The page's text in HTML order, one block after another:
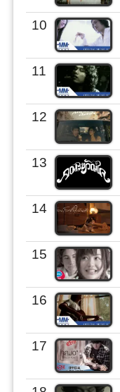
10
11
12
13
14
15
16
17